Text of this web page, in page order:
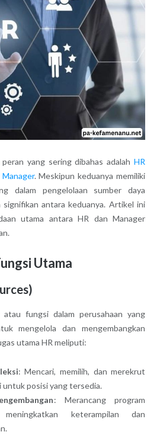
peran yang sering dibahas adalahHR
. Meskipun keduanya memiliki
dalam pengelolaan sumber daya
signifikan antara keduanya. Artikel ini
utama antara HR dan Manager
Utama
fungsi dalam perusahaan yang
mengelola dan mengembangkan
utama HR meliputi:
: Mencari, memilih, dan merekrut
untuk posisi yang tersedia.
: Merancang program
keterampilan dan